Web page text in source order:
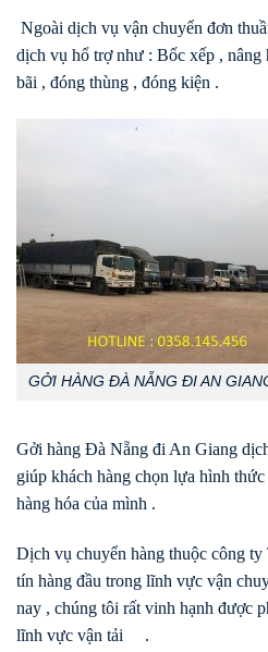
Ngoài dịch vụ vận chuyển đơn
dịch vụ hổ trợ như : Bốc xếp , nâng
bãi , đóng thùng , đóng kiện .
GỞI HÀNG ĐÀ NẴNG ĐI AN
Gởi hàng Đà Nẵng đi An Giang
giúp khách hàng chọn lựa hình
hàng hóa của mình .
Dịch vụ chuyển hàng thuộc công
tín hàng đầu trong lĩnh vực vận
nay , chúng tôi rất vinh hạnh được
lĩnh vực vận tải .